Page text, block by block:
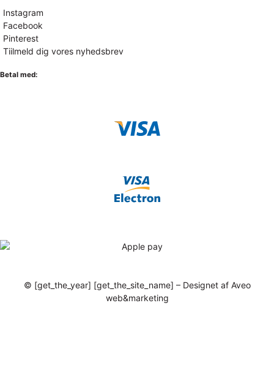
Instagram
Facebook
Pinterest
Tiilmeld dig vores nyhedsbrev
Betal med:
© [get_the_year] [get_the_site_name] – Designet af Aveo
web&marketing